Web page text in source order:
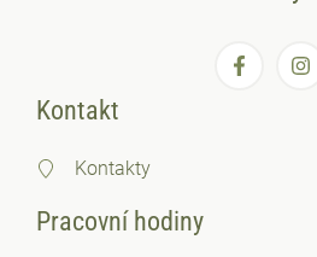
Kontakt
Kontakty
Pracovní hodiny